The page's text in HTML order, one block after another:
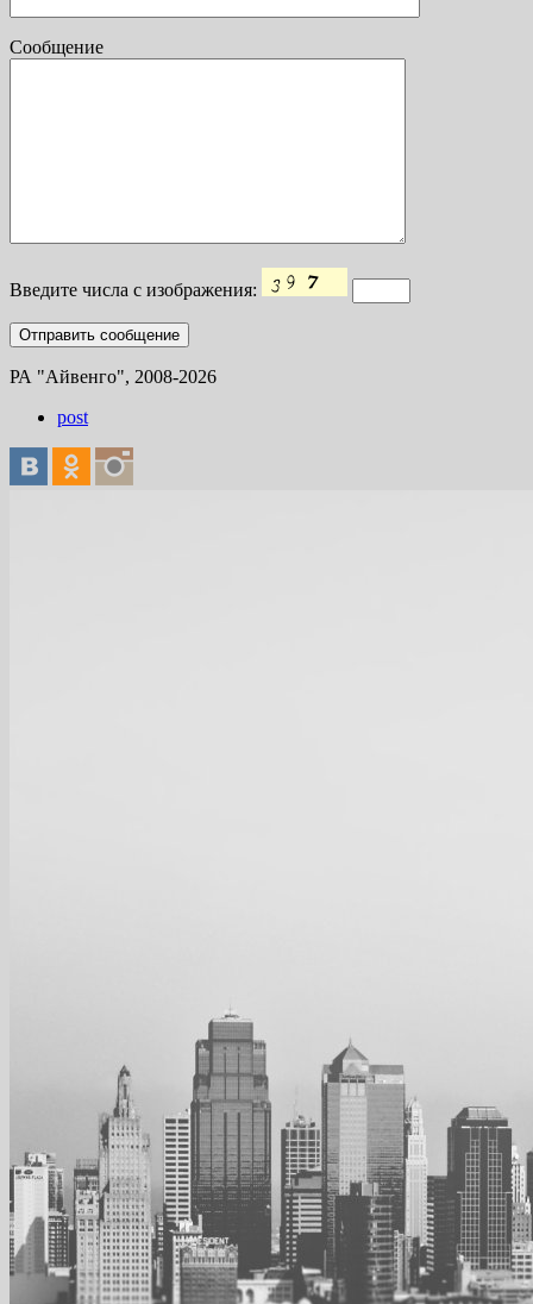
Сообщение
Введите числа с изображения:
РА "Айвенго", 2008-2026
post